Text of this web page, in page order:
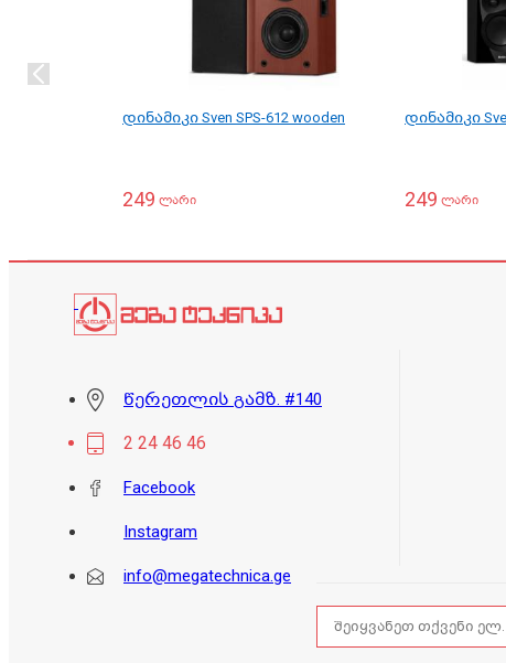
დინამიკი Sven SPS-612 wooden
249 ლარი
დინამიკი
249 ლარი
წერეთლის გამზ. #140
2 24 46 46
Facebook
Instagram
info@megatechnica.ge